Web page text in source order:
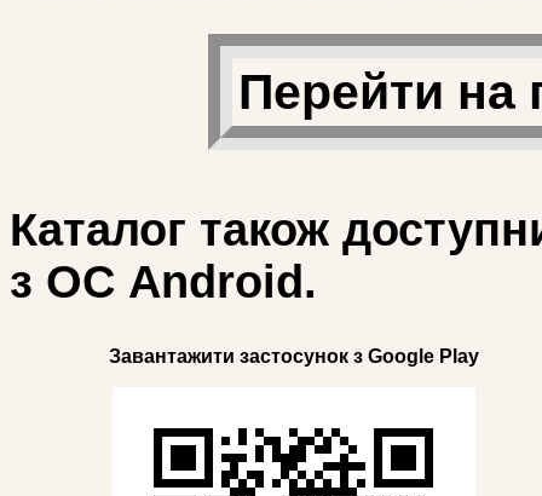
Перейти на
Каталог також
з ОС Android.
Завантажити застосунок з Google Play